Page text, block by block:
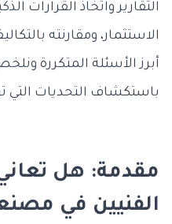
التقارير واتخاذ القرارات
الاستثمار، ومقارنته
أبرز الأسئلة المتكررة
باستكشاف التحديات التي
مقدمة: هل
الفنيين في